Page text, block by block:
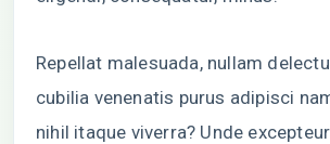
Repellat malesuada, nullam
cubilia venenatis purus adipisci
nihil itaque viverra? Unde